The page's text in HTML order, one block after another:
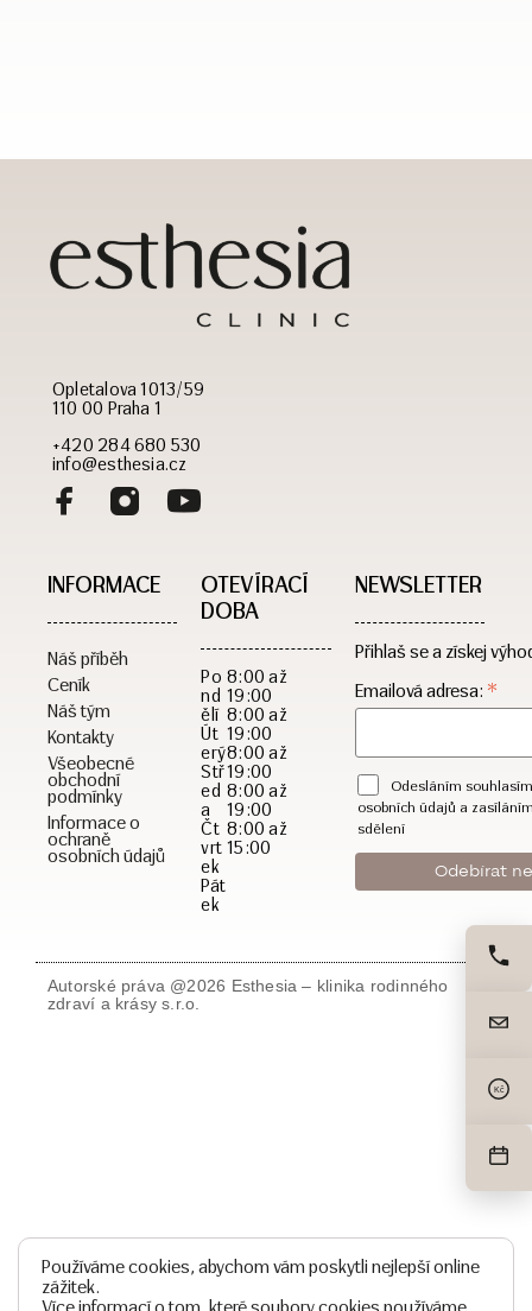
Opletalova 1013/59
110 00 Praha 1
+420 284 680 530
info@esthesia.cz
INFORMACE
Náš příběh
Ceník
Náš tým
Kontakty
Všeobecné
obchodní
podmínky
Informace o
ochraně
osobních údajů
OTEVÍRACÍ
DOBA​
Po
nd
ělí
Út
erý
Stř
ed
a
Čt
vrt
ek
Pát
ek
8:00 až
19:00
8:00 až
19:00
8:00 až
19:00
8:00 až
19:00
8:00 až
15:00
NEWSLETTER
Přihlaš se a získej
Emailová adresa: *
Odesláním
osobních údajů a
sdělení
Autorské práva @2026 Esthesia – klinika rodinného
zdraví a krásy s.r.o.
Používáme cookies, abychom vám poskytli nejlepší online
zážitek.
Kč